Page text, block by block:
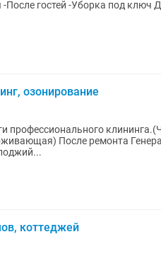
озонирование
профессионального
ремонта Генеральная После
коттеджей